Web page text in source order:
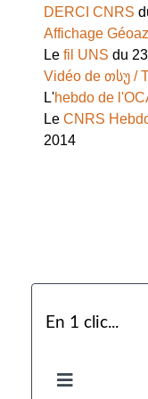
DERCI CNRS
Affichage
Le fil UNS du
Vidéo de თსუ /
L'hebdo de
Le CNRS
2014
En 1 clic...